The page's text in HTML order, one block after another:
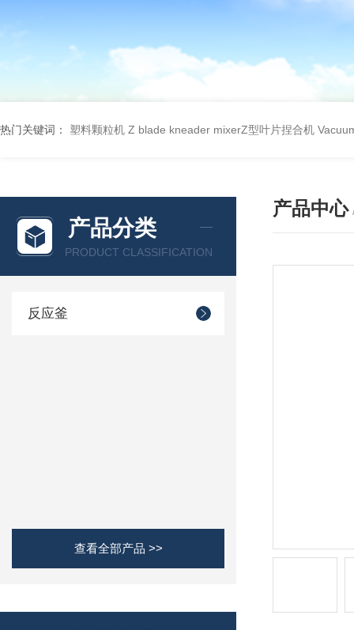
热门关键词： 塑料颗粒机 Z blade kneader mixerZ型叶片捏合机
产品分类
PRODUCT CLASSIFICATION
反应釜
查看全部产品 >>
产品中心